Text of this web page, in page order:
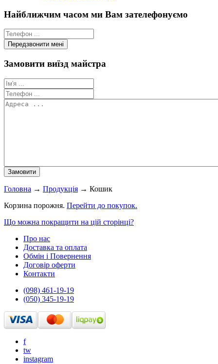
Найближчим часом ми Вам зателефонуємо
Замовити виїзд майстра
Головна → Продукція → Кошик
Корзина порожня. Перейти до покупок.
Що можна покращити на цій сторінці?
Про нас
Доставка та оплата
Обмін і Повернення
Договір оферти
Контакти
(098) 461-19-19
(050) 345-19-19
f
tw
instagram